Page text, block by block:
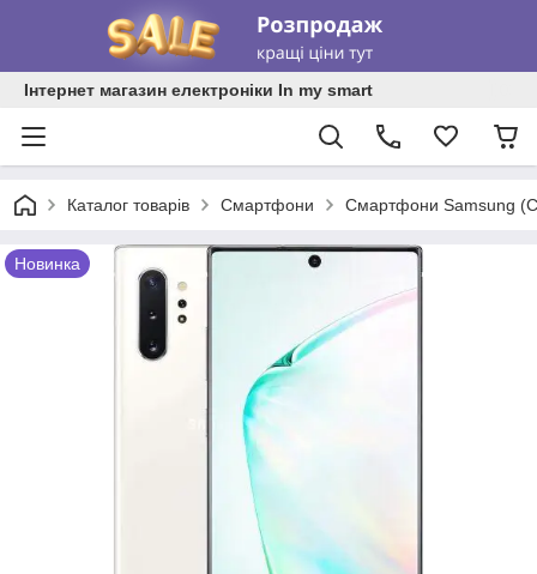
Інтернет магазин електроніки In my smart
Каталог товарів Смартфони Смартфони Samsung
Новинка